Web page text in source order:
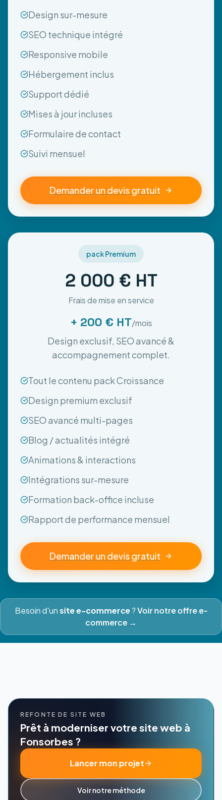
Design sur-mesure
SEO technique intégré
Responsive mobile
Hébergement inclus
Support dédié
Mises à jour incluses
Formulaire de contact
Suivi mensuel
Demander un devis gratuit
pack Premium
2 000 € HT
Frais de mise en service
+ 200 € HT/mois
Design exclusif, SEO avancé &
accompagnement complet.
Tout le contenu pack Croissance
Design premium exclusif
SEO avancé multi-pages
Blog / actualités intégré
Animations & interactions
Intégrations sur-mesure
Formation back-office incluse
Rapport de performance mensuel
Demander un devis gratuit
Besoin d'unsite e-commerce?Voir notre offre e-
commerce →
REFONTE DE SITE WEB
Prêt à moderniser votre site web à
Fonsorbes ?
Lancer mon projet
Voir notre méthode